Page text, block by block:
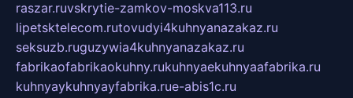
raszar.ruvskrytie-zamkov-moskva113.ru
lipetsktelecom.rutovudyi4kuhnyanazakaz.ru
seksuzb.ruguzywia4kuhnyanazakaz.ru
fabrikaofabrikaokuhny.rukuhnyaekuhnyaafabrika.ru
kuhnyaykuhnyayfabrika.rue-abis1c.ru